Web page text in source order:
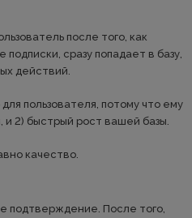
после того, как
сразу попадает в базу,
действий.
пользователя, потому что ему
2) быстрый рост вашей базы.
качество.
подтверждение. После того,